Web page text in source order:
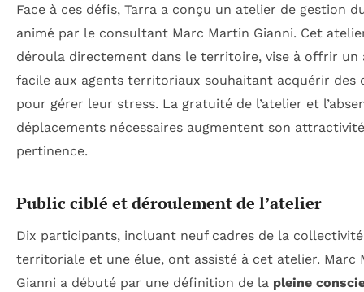
Face à ces défis, Tarra a conçu un atelier de gestion
animé par le consultant Marc Martin Gianni. Cet
déroula directement dans le territoire, vise à offrir un
facile aux agents territoriaux souhaitant acquérir des
pour gérer leur stress. La gratuité de l’atelier et
déplacements nécessaires augmentent son
pertinence.
Public ciblé et déroulement de l’atelier
Dix participants, incluant neuf cadres de la collectivité
territoriale et une élue, ont assisté à cet atelier. Marc
Gianni a débuté par une définition de la pleine